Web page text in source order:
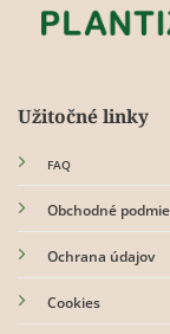
Užitočné linky
FAQ
Obchodné
Ochrana údajov
Cookies